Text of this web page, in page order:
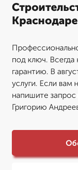
Краснодаре
под ключ.
гарантию. В
услуги. Если вам
напишите
Григорию